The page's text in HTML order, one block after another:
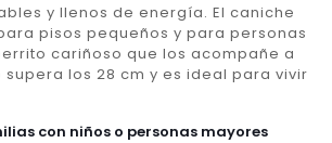
y llenos de energía. El caniche
pisos pequeños y para personas
cariñoso que los acompañe a
supera los 28 cm y es ideal para vivir
con niños o personas mayores